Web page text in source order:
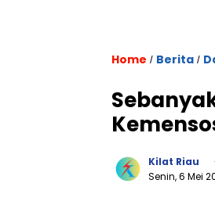
Home / Berita /
Kilat Riau
Senin, 6 Mei